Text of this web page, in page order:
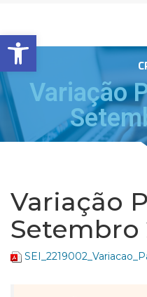
Barra de Ferramentas Aberta
Variação
Variação
Setembro